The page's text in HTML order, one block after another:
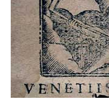
1563 - 1617